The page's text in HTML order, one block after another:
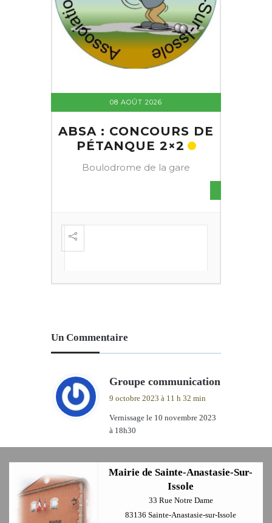
08 AOÛT 2026
ABSA : CONCOURS DE
PÉTANQUE 2×2
Boulodrome de la gare
Un Commentaire
Groupe communication
9 octobre 2023 à 11 h 32 min
Vernissage le 10 novembre 2023
à 18h30
Mairie de Sainte-Anastasie-Sur-
Issole
33 Rue Notre Dame
83136 Sainte-Anastasie-sur-Issole